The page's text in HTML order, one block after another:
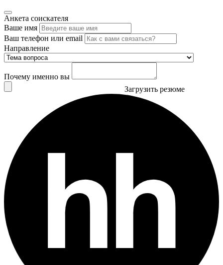
Анкета соискателя
Ваше имя
Ваш телефон или email
Направление
Почему именно вы
Загрузить резюме